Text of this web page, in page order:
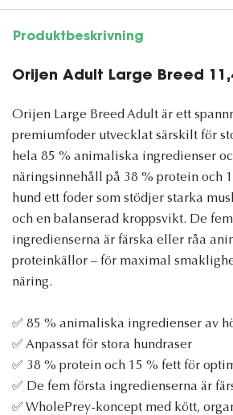
Produktbeskrivning
Orijen Adult Large Breed
Orijen Large Breed Adult är ett
premiumfoder utvecklat särskilt för
hela 85 % animaliska ingredienser
näringsinnehåll på 38 % protein och
hund ett foder som stödjer starka
och en balanserad kroppsvikt. De
ingredienserna är färska eller råa
proteinkällor – för maximal
näring.
✅ 85 % animaliska ingredienser av
✅ Anpassat för stora hundraser
✅ 38 % protein och 15 % fett för
✅ De fem första ingredienserna är
✅ WholePrey-koncept med kött,